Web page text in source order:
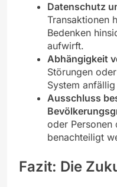
Datenschutz
Transaktionen
Bedenken
aufwirft.
Abhängigkeit
Störungen
System
Ausschluss
oder Personen
benachteiligt
Fazit: Die